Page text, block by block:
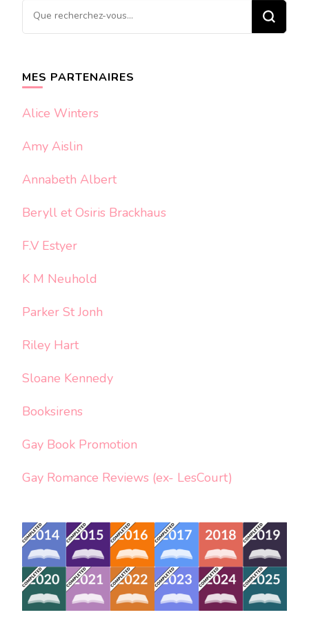
Vous
recherchiez
MES PARTENAIRES
Alice Winters
Amy Aislin
Annabeth Albert
Beryll et Osiris Brackhaus
F.V Estyer
K M Neuhold
Parker St Jonh
Riley Hart
Sloane Kennedy
Booksirens
Gay Book Promotion
Gay Romance Reviews (ex- LesCourt)